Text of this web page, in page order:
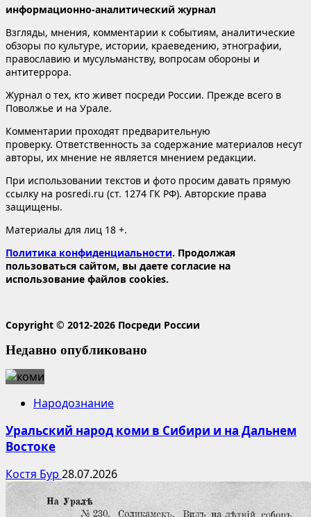
информационно-аналитический журнал
Взгляды, мнения, комментарии к событиям, аналитические
обзоры по культуре, истории, краеведению, этнографии,
православию и мусульманству, вопросам обороны и
антитеррора.
Журнал о тех, кто живет посреди России. Прежде всего в
Поволжье и на Урале.
Комментарии проходят предварительную
проверку. Ответственность за содержание материалов несут
авторы, их мнение не является мнением редакции.
При использовании текстов и фото просим давать прямую
ссылку на posredi.ru (ст. 1274 ГК РФ). Авторские права
защищены.
Материалы для лиц 18 +.
Политика конфиденциальности. Продолжая
пользоваться сайтом, вы даете согласие на
использование файлов cookies.
Copyright © 2012-2026 Посреди России
Недавно опубликовано
Народознание
Уральский народ коми в Сибири и на Дальнем
Востоке
Костя Бур 28.07.2026